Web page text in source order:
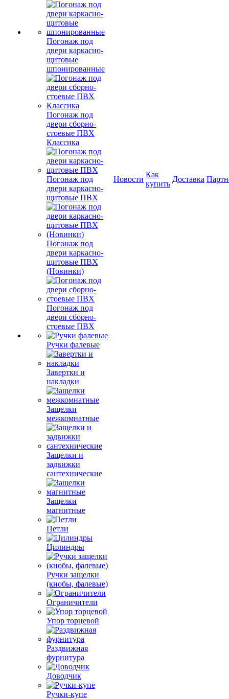
Погонаж под
двери каркасно-
щитовые
шпонированные
Погонаж под
двери сборно-
стоевые ПВХ
Классика
Погонаж под
двери каркасно-
щитовые ПВХ
Погонаж под
двери каркасно-
щитовые ПВХ
(Новинки)
Погонаж под
двери сборно-
стоевые ПВХ
Ручки фалевые
Завертки и
накладки
Защелки
межкомнатные
Защелки и
задвижки
сантехнические
Защелки
магнитные
Петли
Цилиндры
Ручки защелки
(кнобы, фалевые)
Ограничители
Упор торцевой
Раздвижная
фурнитура
Доводчик
Ручки-купе
Новости
Как
купить
Доставка